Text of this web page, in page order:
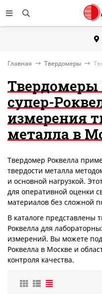
Главная Твердомеры
Твердомеры
супер-
измерения
металла в
Твердомер Роквелла
твердости металла
и основной нагрузкой.
для оперативной оценки
материалов без сложной
В каталоге представлены
Роквелла для
измерений. Вы можете
Роквелла в Москве и
контроля качества.